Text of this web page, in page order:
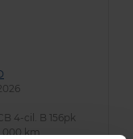
4-cil. B 156pk
km